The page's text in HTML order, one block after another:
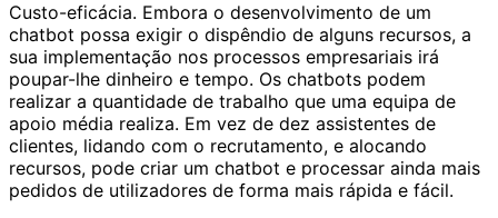
Custo-eficácia. Embora o desenvolvimento de um
chatbot possa exigir o dispêndio de alguns recursos, a
sua implementação nos processos empresariais irá
poupar-lhe dinheiro e tempo. Os chatbots podem
realizar a quantidade de trabalho que uma equipa de
apoio média realiza. Em vez de dez assistentes de
clientes, lidando com o recrutamento, e alocando
recursos, pode criar um chatbot e processar ainda mais
pedidos de utilizadores de forma mais rápida e fácil.